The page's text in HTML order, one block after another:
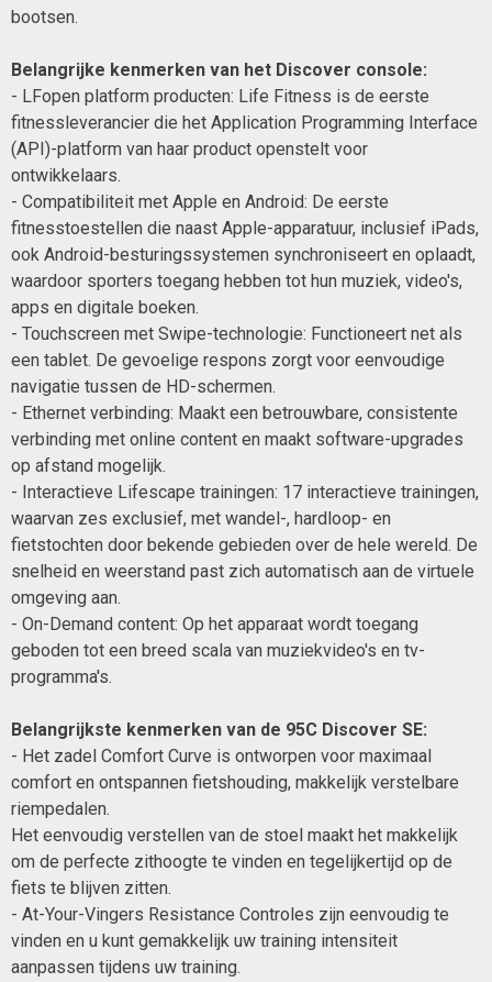
bootsen.
Belangrijke kenmerken van het Discover console:
- LFopen platform producten: Life Fitness is de eerste
fitnessleverancier die het Application Programming Interface
(API)-platform van haar product openstelt voor
ontwikkelaars.
- Compatibiliteit met Apple en Android: De eerste
fitnesstoestellen die naast Apple-apparatuur, inclusief iPads,
ook Android-besturingssystemen synchroniseert en oplaadt,
waardoor sporters toegang hebben tot hun muziek, video's,
apps en digitale boeken.
- Touchscreen met Swipe-technologie: Functioneert net als
een tablet. De gevoelige respons zorgt voor eenvoudige
navigatie tussen de HD-schermen.
- Ethernet verbinding: Maakt een betrouwbare, consistente
verbinding met online content en maakt software-upgrades
op afstand mogelijk.
- Interactieve Lifescape trainingen: 17 interactieve trainingen,
waarvan zes exclusief, met wandel-, hardloop- en
fietstochten door bekende gebieden over de hele wereld. De
snelheid en weerstand past zich automatisch aan de virtuele
omgeving aan.
- On-Demand content: Op het apparaat wordt toegang
geboden tot een breed scala van muziekvideo's en tv-
programma's.
Belangrijkste kenmerken van de 95C Discover SE:
- Het zadel Comfort Curve is ontworpen voor maximaal
comfort en ontspannen fietshouding, makkelijk verstelbare
riempedalen.
Het eenvoudig verstellen van de stoel maakt het makkelijk
om de perfecte zithoogte te vinden en tegelijkertijd op de
fiets te blijven zitten.
- At-Your-Vingers Resistance Controles zijn eenvoudig te
vinden en u kunt gemakkelijk uw training intensiteit
aanpassen tijdens uw training.